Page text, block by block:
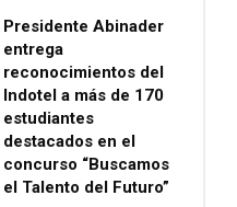
Presidente Abinader
entrega
reconocimientos del
Indotel a más de 170
estudiantes
destacados en el
concurso “Buscamos
el Talento del Futuro”